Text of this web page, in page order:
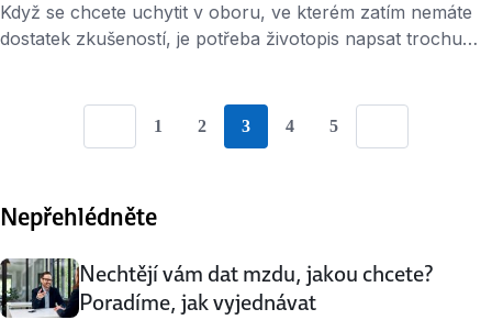
Když se chcete uchytit v oboru, ve kterém zatím nemáte
dostatek zkušeností, je potřeba životopis napsat trochu
budou hodit. Úspěch nebo neúspěch navíc často nezávisí
na tom, kolik toho umíte, ale na tom, jak moc a proč to …
PreviousGo to Page {{ paginationNumber }}
1 Go to Page {{ paginationNumber }}
2 Go to Page {{
3 Go to Page {{
4 Go to Page {{
5
Nepřehlédněte
Nechtějí vám dat mzdu, jakou chcete?
Poradíme, jak vyjednávat